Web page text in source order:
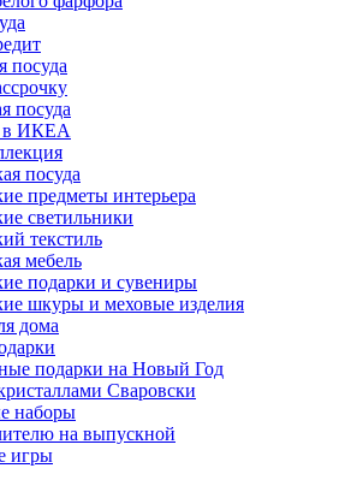
посуда
посуда
в ИКЕА
посуда
предметы интерьера
светильники
текстиль
мебель
подарки и сувениры
шкуры и меховые изделия
дома
подарки на Новый Год
Сваровски
наборы
на выпускной
игры